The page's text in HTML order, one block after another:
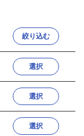
絞り込む
選択
選択
選択